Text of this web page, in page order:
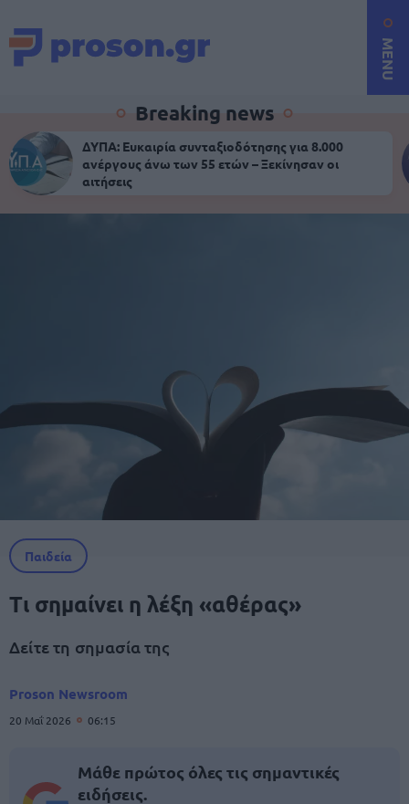
MENU
Breaking news
ΔΥΠΑ: Ευκαιρία συνταξιοδότησης για 8.000
ανέργους άνω των 55 ετών – Ξεκίνησαν οι
αιτήσεις
Παιδεία
Τι σημαίνει η λέξη «αθέρας»
Δείτε τη σημασία της
Proson Newsroom
20 Μαΐ 2026 06:15
Μάθε πρώτος όλες τις σημαντικές
ειδήσεις.